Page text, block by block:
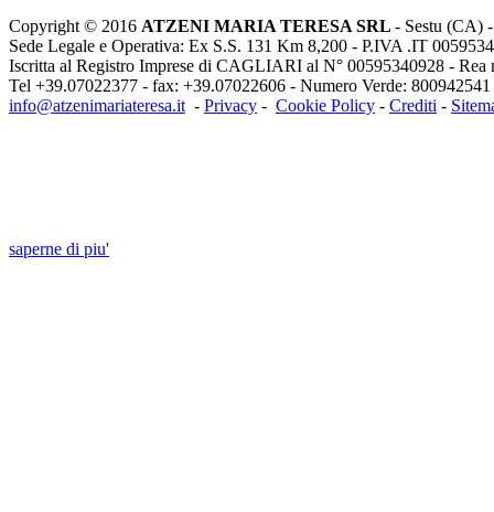
Copyright © 2016 ATZENI MARIA TERESA SRL - Sestu (CA)
Sede Legale e Operativa: Ex S.S. 131 Km 8,200 - P.IVA .IT
Iscritta al Registro Imprese di CAGLIARI al N° 00595340928 - Rea
Tel +39.07022377 - fax: +39.07022606 - Numero Verde: 800942541
info@atzenimariateresa.it - Privacy - Cookie Policy - Crediti -
saperne di piu'